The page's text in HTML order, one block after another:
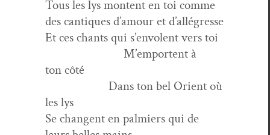
Tous les lys mon­tent en toi comme
des can­tiques d’amour et d’allégresse
Et ces chants qui s’envolent vers toi
M’emportent à
ton côté
Dans ton bel Ori­ent où
les lys
Se changent en palmiers qui de